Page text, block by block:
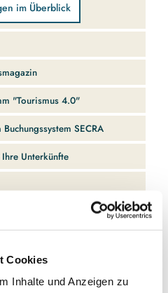
Cookies
Inhalte und Anzeigen zu
im Überblick
"Tourismus 4.0"
SECRA
Unterkünfte